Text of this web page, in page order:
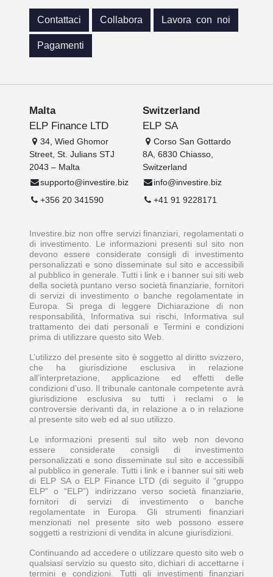
Contattaci Collabora Lavora con noi
Pagamenti
Malta
ELP Finance LTD
34, Wied Ghomor
Street, St. Julians STJ
2043 – Malta
supporto@investire.biz
+356 20 341590
Switzerland
ELP SA
Corso San Gottardo
8A, 6830 Chiasso,
Switzerland
info@investire.biz
+41 91 9228171
Investire.biz non offre servizi finanziari, regolamentati o
di investimento. Le informazioni presenti sul sito non
devono essere considerate consigli di investimento
personalizzati e sono disseminate sul sito e accessibili
al pubblico in generale. Tutti i link e i banner sui siti web
della società puntano verso società finanziarie, fornitori
di servizi di investimento o banche regolamentate in
Europa. Si prega di leggere Dichiarazione di non
responsabilità, Informativa sui rischi, Informativa sul
trattamento dei dati personali e Termini e condizioni
prima di utilizzare questo sito Web.
L’utilizzo del presente sito è soggetto al diritto svizzero,
che ha giurisdizione esclusiva in relazione
all’interpretazione, applicazione ed effetti delle
condizioni d’uso. Il tribunale cantonale competente avrà
giurisdizione esclusiva su tutti i reclami o le
controversie derivanti da, in relazione a o in relazione
al presente sito web ed al suo utilizzo.
Le informazioni presenti sul sito web non devono
essere considerate consigli di investimento
personalizzati e sono disseminate sul sito e accessibili
al pubblico in generale. Tutti i link e i banner sui siti web
di ELP SA o ELP Finance LTD (di seguito il “gruppo
ELP” o “ELP”) indirizzano verso società finanziarie,
fornitori di servizi di investimento o banche
regolamentate in Europa. Gli strumenti finanziari
menzionati nel presente sito web possono essere
soggetti a restrizioni di vendita in alcune giurisdizioni.
Continuando ad accedere o utilizzare questo sito web o
qualsiasi servizio su questo sito, dichiari di accettarne i
termini e condizioni. Tutti gli investimenti finanziari